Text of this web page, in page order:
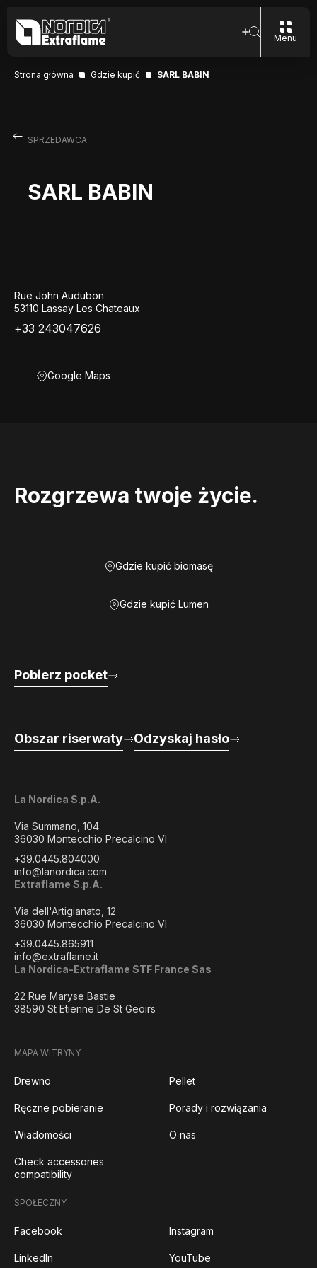
Menu
Strona główna Gdzie kupić SARL BABIN
SPRZEDAWCA
SARL BABIN
Rue John Audubon
53110 Lassay Les Chateaux
+33 243047626
Google Maps
Rozgrzewa twoje życie.
Gdzie kupić biomasę
Gdzie kupić Lumen
La Nordica S.p.A.
Via Summano, 104
36030 Montecchio Precalcino VI
+39.0445.804000
info@lanordica.com
Extraflame S.p.A.
Via dell'Artigianato, 12
36030 Montecchio Precalcino VI
+39.0445.865911
info@extraflame.it
La Nordica-Extraflame STF France Sas
22 Rue Maryse Bastie
38590 St Etienne De St Geoirs
Pobierz pocket
Obszar riserwaty Odzyskaj hasło
MAPA WITRYNY
Drewno Pellet
Ręczne pobieranie Porady i rozwiązania
Wiadomości O nas
Check accessories
compatibility
SPOŁECZNY
Facebook Instagram
LinkedIn YouTube